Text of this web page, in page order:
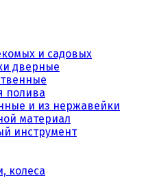
и садовых
дверные
полива
и из нержавейки
материал
инструмент
колеса